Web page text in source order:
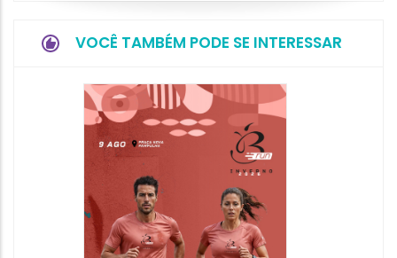
VOCÊ TAMBÉM PODE SE INTERESSAR